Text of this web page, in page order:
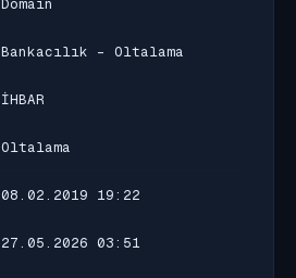
Bankacılık - Oltalama
İHBAR
Oltalama
08.02.2019 19:22
27.05.2026 03:51